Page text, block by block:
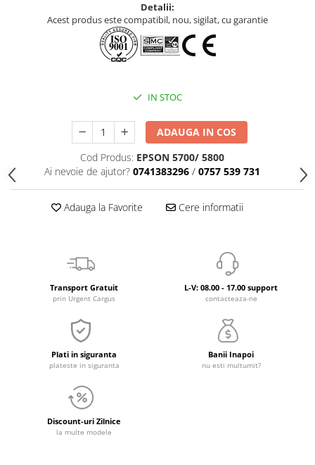
Detalii:
Acest produs este compatibil, nou, sigilat, cu garantie
IN STOC
ADAUGA IN COS
Cod Produs: EPSON 5700/ 5800
Ai nevoie de ajutor? 0741383296 / 0757 539 731
Adauga la Favorite Cere informatii
Transport Gratuit
prin Urgent Cargus
L-V: 08.00 - 17.00 support
contacteaza-ne
Plati in siguranta
plateste in siguranta
Banii Inapoi
nu esti multumit?
Discount-uri Zilnice
la multe modele